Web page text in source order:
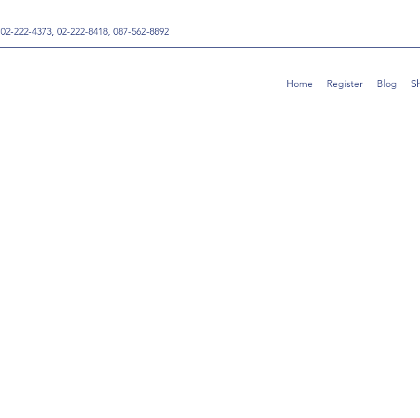
02-222-4373, 02-222-8418, 087-562-8892
Home Register Blog